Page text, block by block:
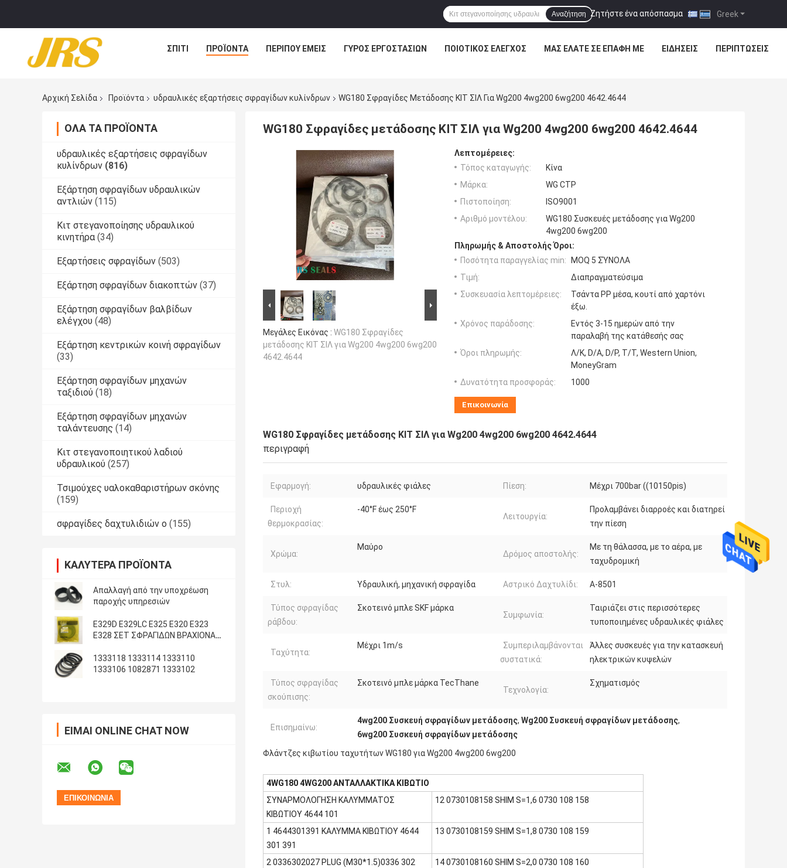
Greek
Ζητήστε ένα απόσπασμα |
Αναζήτηση
ΣΠΊΤΙ ΠΡΟΪΌΝΤΑ ΠΕΡΊΠΟΥ ΕΜΕΊΣ ΓΎΡΟΣ ΕΡΓΟΣΤΑΣΊΩΝ ΠΟΙΟΤΙΚΌΣ ΈΛΕΓΧΟΣ ΜΑΣ ΕΛΆΤΕ ΣΕ ΕΠΑΦΉ ΜΕ ΕΙΔΉΣΕΙΣ ΠΕΡΙΠΤΏΣΕΙΣ
Αρχική Σελίδα Προϊόντα υδραυλικές εξαρτήσεις σφραγίδων κυλίνδρων WG180 Σφραγίδες Μετάδοσης ΚΙΤ ΣΙΛ Για Wg200 4wg200 6wg200 4642.4644
ΌΛΑ ΤΑ ΠΡΟΪΌΝΤΑ
υδραυλικές εξαρτήσεις σφραγίδων
κυλίνδρων (816)
Εξάρτηση σφραγίδων υδραυλικών
αντλιών (115)
Κιτ στεγανοποίησης υδραυλικού
κινητήρα (34)
Εξαρτήσεις σφραγίδων (503)
Εξάρτηση σφραγίδων διακοπτών (37)
Εξάρτηση σφραγίδων βαλβίδων
ελέγχου (48)
Εξάρτηση κεντρικών κοινή σφραγίδων
(33)
Εξάρτηση σφραγίδων μηχανών
ταξιδιού (18)
Εξάρτηση σφραγίδων μηχανών
ταλάντευσης (14)
Κιτ στεγανοποιητικού λαδιού
υδραυλικού (257)
Τσιμούχες υαλοκαθαριστήρων σκόνης
(159)
σφραγίδες δαχτυλιδιών ο (155)
ΚΑΛΎΤΕΡΑ ΠΡΟΪΌΝΤΑ
Απαλλαγή από την υποχρέωση
παροχής υπηρεσιών
E329D E329LC E325 E320 E323
E328 ΣΕΤ ΣΦΡΑΓΙΔΩΝ ΒΡΑΧΙΟΝΑ
1333118 1333114 1333110
1333106 1082871 1333102
ΕΊΜΑΙ ONLINE CHAT NOW
WG180 Σφραγίδες μετάδοσης ΚΙΤ ΣΙΛ για Wg200 4wg200 6wg200 4642.4644
Μεγάλες Εικόνας : WG180 Σφραγίδες
μετάδοσης ΚΙΤ ΣΙΛ για Wg200 4wg200 6wg200
4642.4644
Λεπτομέρειες:
Τόπος καταγωγής:
Κίνα
Μάρκα:
WG CTP
Πιστοποίηση:
ISO9001
Αριθμό μοντέλου:
WG180 Συσκευές μετάδοσης για Wg200
4wg200 6wg200
Πληρωμής & Αποστολής Όροι:
Ποσότητα παραγγελίας min:
MOQ 5 ΣΎΝΟΛΑ
Τιμή:
Διαπραγματεύσιμα
Συσκευασία λεπτομέρειες:
Τσάντα PP μέσα, κουτί από χαρτόνι
έξω.
Χρόνος παράδοσης:
Εντός 3-15 ημερών από την
παραλαβή της κατάθεσής σας
Όροι πληρωμής:
Λ/Κ, D/A, D/P, T/T, Western Union,
MoneyGram
Δυνατότητα προσφοράς:
1000
Επικοινωνία
WG180 Σφραγίδες μετάδοσης ΚΙΤ ΣΙΛ για Wg200 4wg200 6wg200 4642.4644
περιγραφή
Εφαρμογή: υδραυλικές φιάλες Πίεση: Μέχρι 700bar ((10150pis)
Περιοχή
θερμοκρασίας:
-40°F έως 250°F
Λειτουργία:
Προλαμβάνει διαρροές και διατηρεί
την πίεση
Χρώμα:
Μαύρο
Δρόμος αποστολής:
Με τη θάλασσα, με το αέρα, με
ταχυδρομική
Στυλ: Υδραυλική, μηχανική σφραγίδα Αστρικό Δαχτυλίδι: Α-8501
Τύπος σφραγίδας
ράβδου:
Σκοτεινό μπλε SKF μάρκα
Συμφωνία:
Ταιριάζει στις περισσότερες
τυποποιημένες υδραυλικές φιάλες
Ταχύτητα:
Μέχρι 1m/s
Συμπεριλαμβάνονται
συστατικά:
Άλλες συσκευές για την κατασκευή
ηλεκτρικών κυψελών
Τύπος σφραγίδας
σκούπισης:
Σκοτεινό μπλε μάρκα TecThane
Τεχνολογία:
Σχηματισμός
Επισημαίνω:
4wg200 Συσκευή σφραγίδων μετάδοσης, Wg200 Συσκευή σφραγίδων μετάδοσης,
6wg200 Συσκευή σφραγίδων μετάδοσης
Φλάντζες κιβωτίου ταχυτήτων WG180 για Wg200 4wg200 6wg200
4WG180 4WG200 ΑΝΤΑΛΛΑΚΤΙΚΑ ΚΙΒΩΤΙΟ
ΣΥΝΑΡΜΟΛΟΓΗΣΗ ΚΑΛΥΜΜΑΤΟΣ
ΚΙΒΩΤΙΟΥ 4644 101
12 0730108158 SHIM S=1,6 0730 108 158
1 4644301391 ΚΑΛΥΜΜΑ ΚΙΒΩΤΙΟΥ 4644
301 391
13 0730108159 SHIM S=1,8 0730 108 159
2 0336302027 PLUG (M30*1.5)0336 302
14 0730108160 SHIM S=2,0 0730 108 160